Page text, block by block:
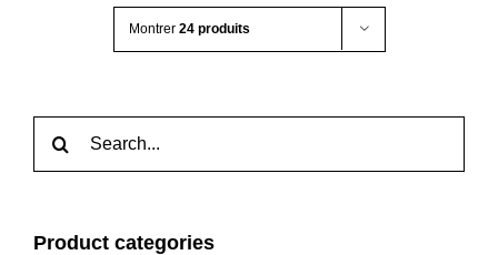
Montrer 24 produits
Product categories